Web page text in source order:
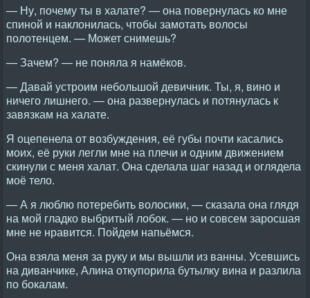
— Ну, почему ты в халате? — она повернулась ко мне
спиной и наклонилась, чтобы замотать волосы
полотенцем. — Может снимешь?
— Зачем? — не поняла я намёков.
— Давай устроим небольшой девичник. Ты, я, вино и
ничего лишнего. — она развернулась и потянулась к
завязкам на халате.
Я оцепенела от возбуждения, её губы почти касались
моих, её руки легли мне на плечи и одним движением
скинули с меня халат. Она сделала шаг назад и оглядела
моё тело.
— А я люблю потеребить волосики, — сказала она глядя
на мой гладко выбритый лобок. — но и совсем заросшая
мне не нравится. Пойдем напьёмся.
Она взяла меня за руку и мы вышли из ванны. Усевшись
на диванчике, Алина откупорила бутылку вина и разлила
по бокалам.